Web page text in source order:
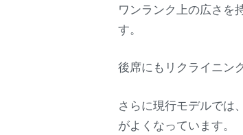
ワンランク上の広さを
す。
後席にもリクライニン
さらに現行モデルでは
がよくなっています。